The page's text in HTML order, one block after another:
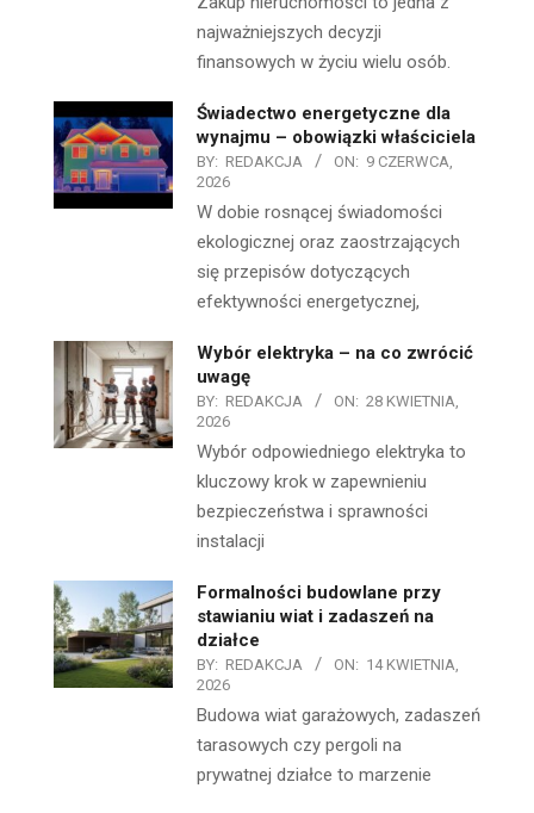
najważniejszych decyzji
finansowych w życiu wielu osób.
Świadectwo energetyczne dla
wynajmu – obowiązki właściciela
BY: REDAKCJA ON: 9 CZERWCA,
2026
W dobie rosnącej świadomości
ekologicznej oraz zaostrzających
się przepisów dotyczących
efektywności energetycznej,
Wybór elektryka – na co zwrócić
uwagę
BY: REDAKCJA ON: 28 KWIETNIA,
2026
Wybór odpowiedniego elektryka to
kluczowy krok w zapewnieniu
bezpieczeństwa i sprawności
instalacji
Formalności budowlane przy
stawianiu wiat i zadaszeń na
działce
BY: REDAKCJA ON: 14 KWIETNIA,
2026
Budowa wiat garażowych, zadaszeń
tarasowych czy pergoli na
prywatnej działce to marzenie